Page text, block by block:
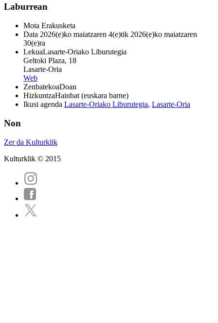
Laburrean
Mota Erakusketa
Data 2026(e)ko maiatzaren 4(e)tik 2026(e)ko maiatzaren
30(e)ra
LekuaLasarte-Oriako Liburutegia
Geltoki Plaza, 18
Lasarte-Oria
Web
ZenbatekoaDoan
HizkuntzaHainbat (euskara barne)
Ikusi agenda Lasarte-Oriako Liburutegia, Lasarte-Oria
Non
Zer da Kulturklik
Kulturklik © 2015